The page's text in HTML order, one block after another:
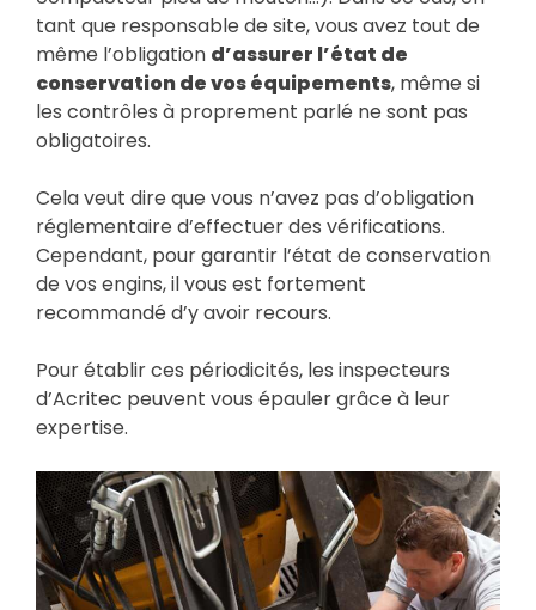
tant que responsable de site, vous avez tout de
même l’obligation d’assurer l’état de
conservation de vos équipements, même si
les contrôles à proprement parlé ne sont pas
obligatoires.
Cela veut dire que vous n’avez pas d’obligation
réglementaire d’effectuer des vérifications.
Cependant, pour garantir l’état de conservation
de vos engins, il vous est fortement
recommandé d’y avoir recours.
Pour établir ces périodicités, les inspecteurs
d’Acritec peuvent vous épauler grâce à leur
expertise.